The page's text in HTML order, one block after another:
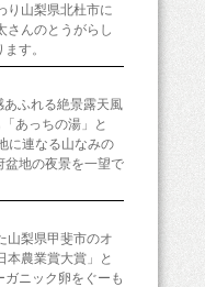
り山梨県北杜市に
さんのとうがらし
す。
ふれる絶景露天風
あっちの湯」と
に連なる山なみの
盆地の夜景を一望で
山梨県甲斐市のオ
本農業賞大賞」と
ガニック卵をぐーも